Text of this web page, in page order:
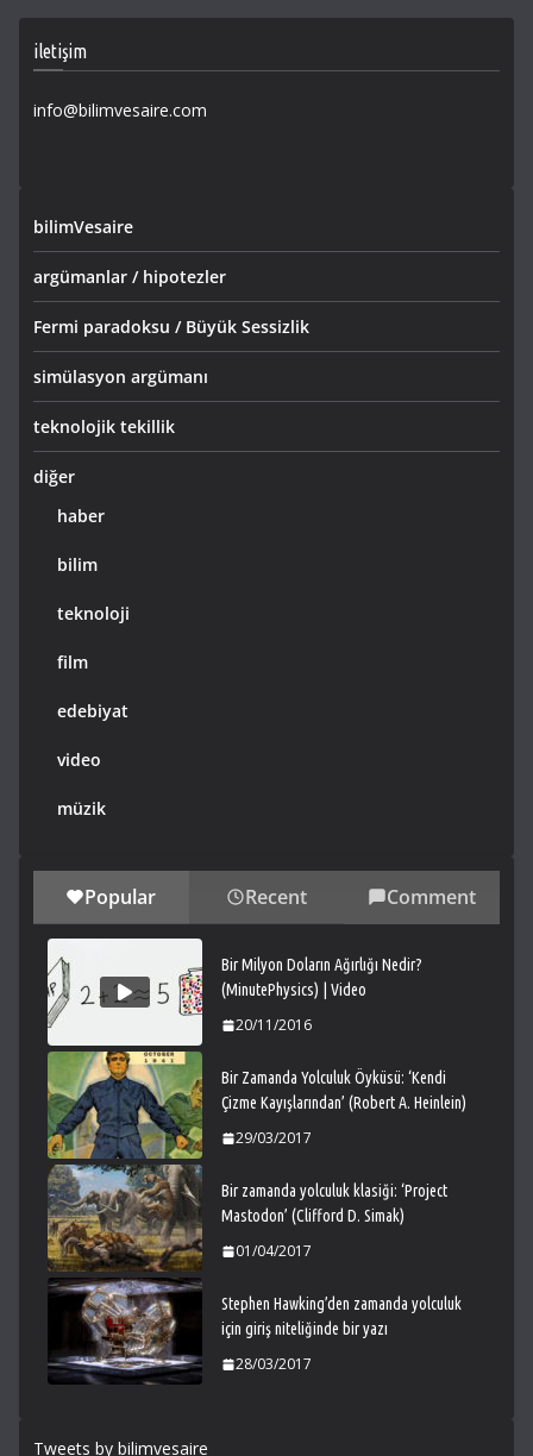
iletişim
info@bilimvesaire.com
bilimVesaire
argümanlar / hipotezler
Fermi paradoksu / Büyük Sessizlik
simülasyon argümanı
teknolojik tekillik
diğer
haber
bilim
teknoloji
film
edebiyat
video
müzik
Popular Recent Comment
Bir Milyon Doların Ağırlığı Nedir?
(MinutePhysics) | Video
20/11/2016
Bir Zamanda Yolculuk Öyküsü: ‘Kendi
Çizme Kayışlarından’ (Robert A. Heinlein)
29/03/2017
Bir zamanda yolculuk klasiği: ‘Project
Mastodon’ (Clifford D. Simak)
01/04/2017
Stephen Hawking’den zamanda yolculuk
için giriş niteliğinde bir yazı
28/03/2017
Tweets by bilimvesaire